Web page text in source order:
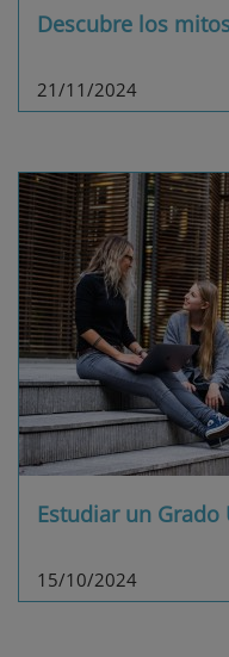
Descubre los
21/11/2024
Estudiar un
15/10/2024